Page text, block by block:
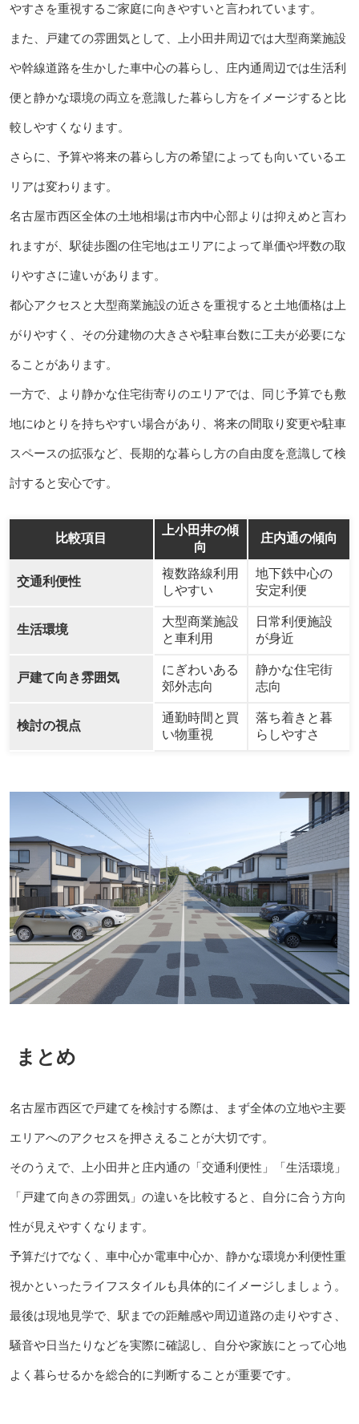
やすさを重視するご家庭に向きやすいと言われています。
また、戸建ての雰囲気として、上小田井周辺では大型商業施設
や幹線道路を生かした車中心の暮らし、庄内通周辺では生活利
便と静かな環境の両立を意識した暮らし方をイメージすると比
較しやすくなります。
さらに、予算や将来の暮らし方の希望によっても向いているエ
リアは変わります。
名古屋市西区全体の土地相場は市内中心部よりは抑えめと言わ
れますが、駅徒歩圏の住宅地はエリアによって単価や坪数の取
りやすさに違いがあります。
都心アクセスと大型商業施設の近さを重視すると土地価格は上
がりやすく、その分建物の大きさや駐車台数に工夫が必要にな
ることがあります。
一方で、より静かな住宅街寄りのエリアでは、同じ予算でも敷
地にゆとりを持ちやすい場合があり、将来の間取り変更や駐車
スペースの拡張など、長期的な暮らし方の自由度を意識して検
討すると安心です。
比較項目
上小田井の傾
向
庄内通の傾向
交通利便性
複数路線利用
しやすい
地下鉄中心の
安定利便
生活環境
大型商業施設
と車利用
日常利便施設
が身近
戸建て向き雰囲気
にぎわいある
郊外志向
静かな住宅街
志向
検討の視点
通勤時間と買
い物重視
落ち着きと暮
らしやすさ
まとめ
名古屋市西区で戸建てを検討する際は、まず全体の立地や主要
エリアへのアクセスを押さえることが大切です。
そのうえで、上小田井と庄内通の「交通利便性」「生活環境」
「戸建て向きの雰囲気」の違いを比較すると、自分に合う方向
性が見えやすくなります。
予算だけでなく、車中心か電車中心か、静かな環境か利便性重
視かといったライフスタイルも具体的にイメージしましょう。
最後は現地見学で、駅までの距離感や周辺道路の走りやすさ、
騒音や日当たりなどを実際に確認し、自分や家族にとって心地
よく暮らせるかを総合的に判断することが重要です。